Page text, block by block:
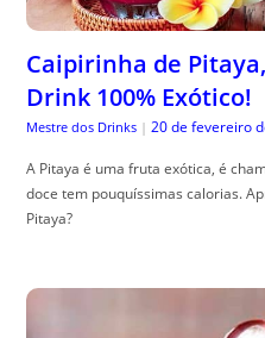
Caipirinha de
Drink 100% Exótico!
Mestre dos Drinks | 20 de fevereiro
A Pitaya é uma fruta exótica, é
doce tem pouquíssimas calorias.
Pitaya?